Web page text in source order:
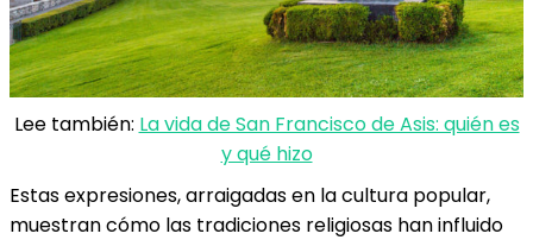
Lee también: La vida de San Francisco de Asis: quién es
y qué hizo
Estas expresiones, arraigadas en la cultura popular,
muestran cómo las tradiciones religiosas han influido